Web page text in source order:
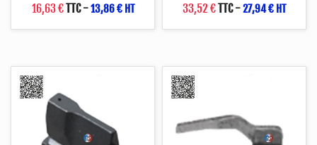
16,63 €TTC-13,86 € HT
33,52 €TTC-27,94 € HT